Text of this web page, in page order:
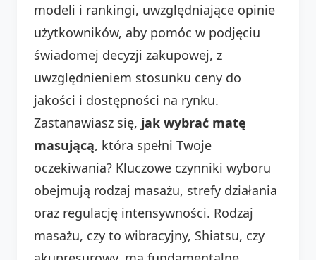
modeli i rankingi, uwzględniające opinie
użytkowników, aby pomóc w podjęciu
świadomej decyzji zakupowej, z
uwzględnieniem stosunku ceny do
jakości i dostępności na rynku.
Zastanawiasz się, jak wybrać matę
masującą, która spełni Twoje
oczekiwania? Kluczowe czynniki wyboru
obejmują rodzaj masażu, strefy działania
oraz regulację intensywności. Rodzaj
masażu, czy to wibracyjny, Shiatsu, czy